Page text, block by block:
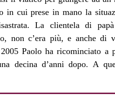
in cui prese in mano la
La clientela di
non c’era più, e anche di
Paolo ha ricominciato a
decina d’anni dopo. A
Cosa accadrà nel
ancora sulla nostra
chiaro che i cambiamenti in
influenzeranno. Saremo